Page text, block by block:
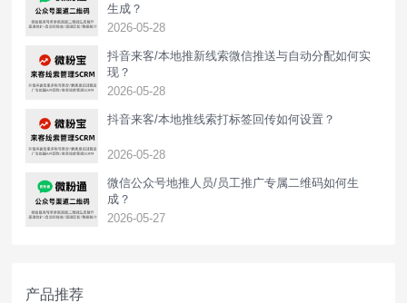
生成？
2026-05-28
抖音来客/本地推新线索微信推送与自动分配如何实
现？
2026-05-28
抖音来客/本地推线索打标签回传如何设置？
2026-05-28
‌微信公众号地推人员/员工推广专属二维码如何生
成？
2026-05-27
产品推荐